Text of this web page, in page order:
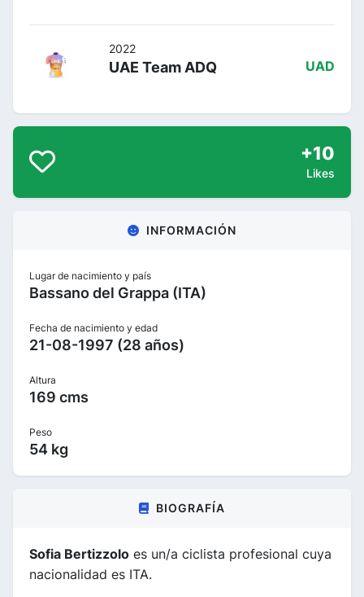
2022
UAE Team ADQ UAD
+10
Likes
INFORMACIÓN
Lugar de nacimiento y país
Bassano del Grappa (ITA)
Fecha de nacimiento y edad
21-08-1997 (28 años)
Altura
169 cms
Peso
54 kg
BIOGRAFÍA
Sofia Bertizzolo es un/a ciclista profesional cuya
nacionalidad es ITA.